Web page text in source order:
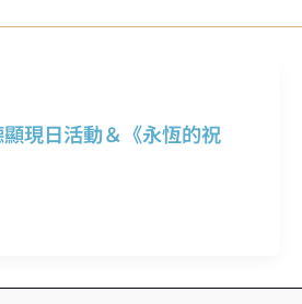
現日活動＆《永恆的祝